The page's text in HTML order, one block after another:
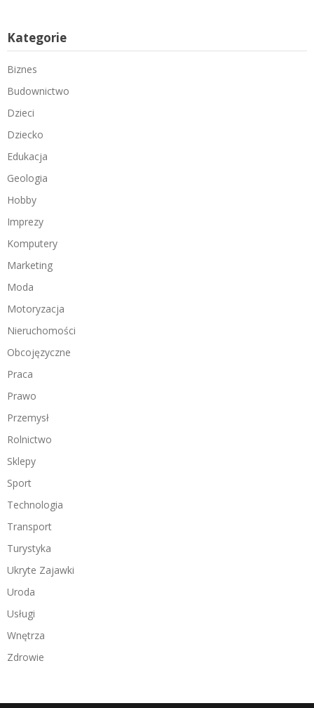
Kategorie
Biznes
Budownictwo
Dzieci
Dziecko
Edukacja
Geologia
Hobby
Imprezy
Komputery
Marketing
Moda
Motoryzacja
Nieruchomości
Obcojęzyczne
Praca
Prawo
Przemysł
Rolnictwo
Sklepy
Sport
Technologia
Transport
Turystyka
Ukryte Zajawki
Uroda
Usługi
Wnętrza
Zdrowie